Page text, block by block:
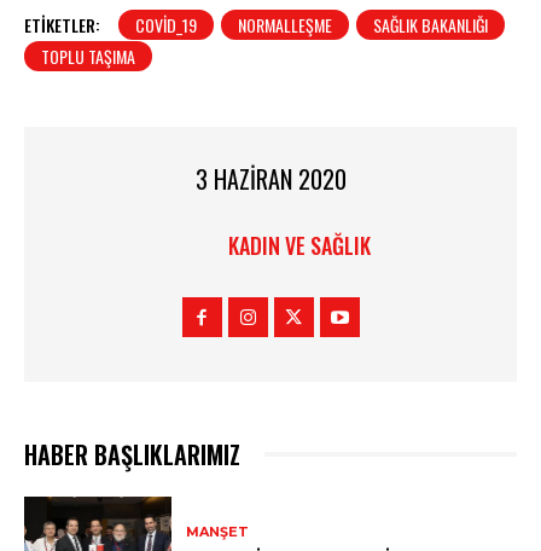
ETIKETLER: COVID_19 NORMALLEŞME
SAĞLIK BAKANLIĞI
TOPLU TAŞIMA
3 HAZIRAN 2020
KADIN VE SAĞLIK
HABER BAŞLIKLARIMIZ
MANŞET